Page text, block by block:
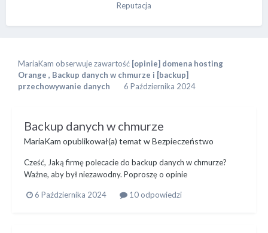
Reputacja
MariaKam obserwuje zawartość [opinie] domena hosting
Orange , Backup danych w chmurze i [backup]
przechowywanie danych
6 Października 2024
Backup danych w chmurze
MariaKam opublikował(a) temat wBezpieczeństwo
Cześć, Jaką firmę polecacie do backup danych w chmurze?
Ważne, aby był niezawodny. Poproszę o opinie
6 Października 2024 10 odpowiedzi